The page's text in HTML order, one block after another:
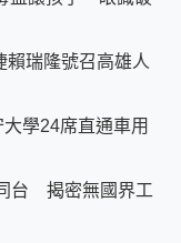
瑞隆號召高雄人
學24席直通車用
台 揭密無國界工